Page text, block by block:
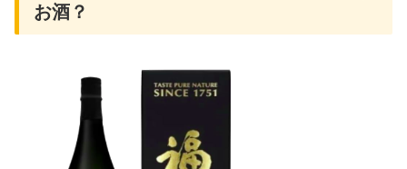
お酒？